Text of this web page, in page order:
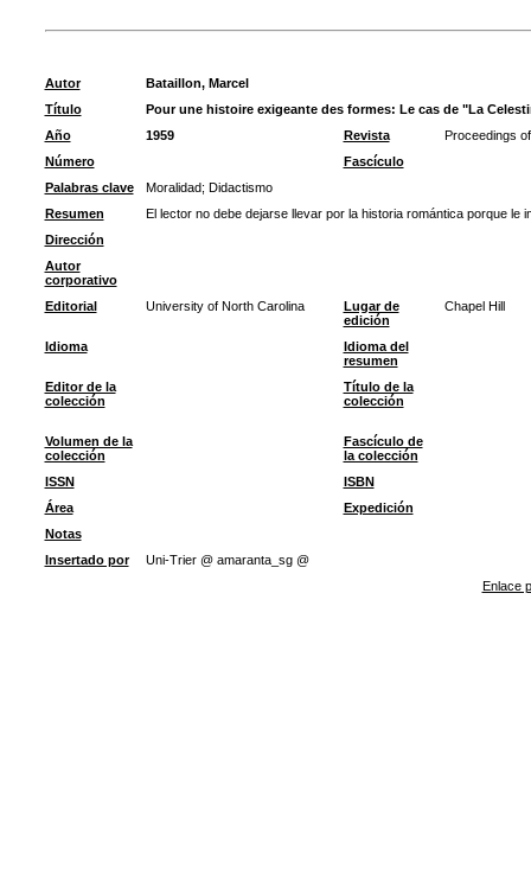
Autor
Bataillon, Marcel
Título
Pour une histoire exigeante des formes: Le cas de "La
Año
1959 Revista
Proceedings
Número
Fascículo
Palabras clave
Moralidad; Didactismo
Resumen
El lector no debe dejarse llevar por la historia romántica porque
Dirección
Autor
corporativo
Editorial
University of North Carolina
Lugar de
edición
Chapel Hill
Idioma
Idioma del
resumen
Editor de la
colección
Título de la
colección
Volumen de la
colección
Fascículo de
la colección
ISSN
ISBN
Área
Expedición
Notas
Insertado por
Uni-Trier @ amaranta_sg @
Enlace